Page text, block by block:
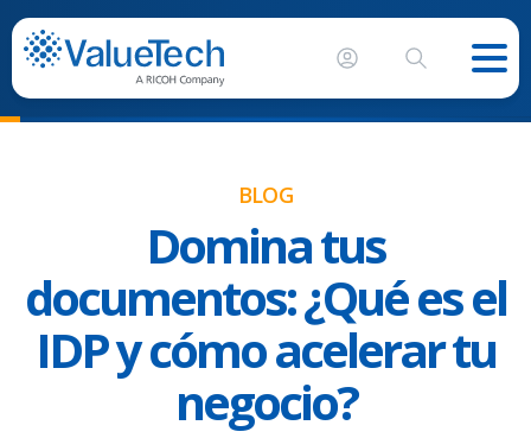
BLOG
Domina tus
documentos: ¿Qué es el
IDP y cómo acelerar tu
negocio?